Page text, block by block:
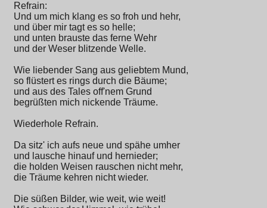
Refrain:
Und um mich klang es so froh und hehr,
und über mir tagt es so helle;
und unten brauste das ferne Wehr
und der Weser blitzende Welle.
Wie liebender Sang aus geliebtem Mund,
so flüstert es rings durch die Bäume;
und aus des Tales off'nem Grund
begrüßten mich nickende Träume.
Wiederhole Refrain.
Da sitz' ich aufs neue und spähe umher
und lausche hinauf und hernieder;
die holden Weisen rauschen nicht mehr,
die Träume kehren nicht wieder.
Die süßen Bilder, wie weit, wie weit!